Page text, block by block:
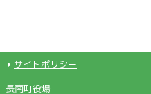
サイトポリシー
長南町役場